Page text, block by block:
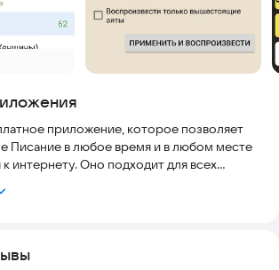
приложение, которое позволяет
Писание в любое время и в любом месте
интернету. Оно подходит для всех
с современными мобильными
качества и удобства.